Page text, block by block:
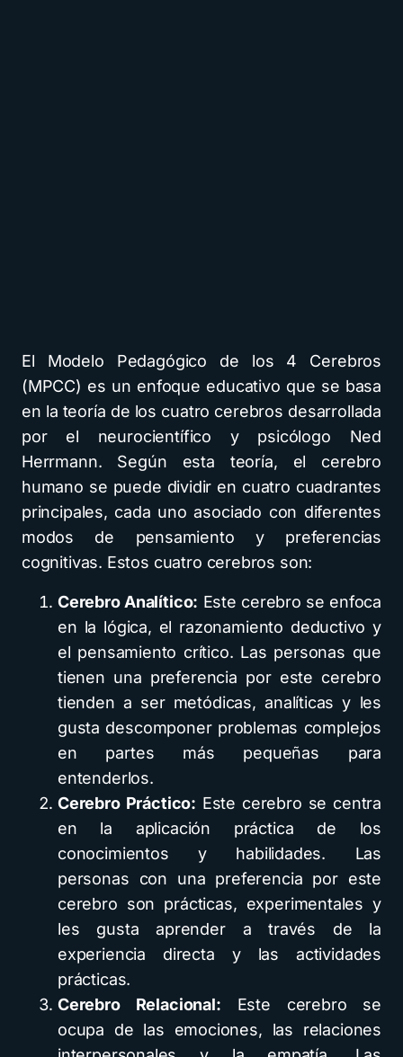
El Modelo Pedagógico de los 4 Cerebros
(MPCC) es un enfoque educativo que se basa
en la teoría de los cuatro cerebros desarrollada
por el neurocientífico y psicólogo Ned
Herrmann. Según esta teoría, el cerebro
humano se puede dividir en cuatro cuadrantes
principales, cada uno asociado con diferentes
modos de pensamiento y preferencias
cognitivas. Estos cuatro cerebros son:
Cerebro Analítico: Este cerebro se enfoca
en la lógica, el razonamiento deductivo y
el pensamiento crítico. Las personas que
tienen una preferencia por este cerebro
tienden a ser metódicas, analíticas y les
gusta descomponer problemas complejos
en partes más pequeñas para
entenderlos.
Cerebro Práctico: Este cerebro se centra
en la aplicación práctica de los
conocimientos y habilidades. Las
personas con una preferencia por este
cerebro son prácticas, experimentales y
les gusta aprender a través de la
experiencia directa y las actividades
prácticas.
Cerebro Relacional: Este cerebro se
ocupa de las emociones, las relaciones